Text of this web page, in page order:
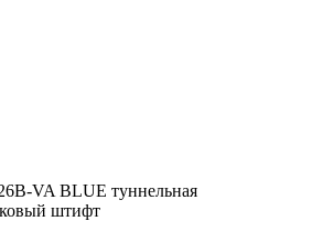
VA BLUE туннельная
штифт